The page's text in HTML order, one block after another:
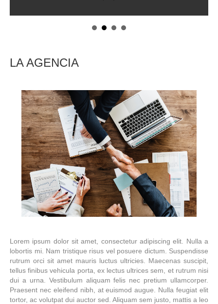
LA AGENCIA
Lorem ipsum dolor sit amet, consectetur adipiscing elit. Nulla a
lobortis mi. Nam tristique risus vel posuere dictum. Suspendisse
rutrum orci sit amet mauris luctus ultricies. Maecenas suscipit,
tellus finibus vehicula porta, ex lectus ultrices sem, et rutrum nisi
dui a urna. Vestibulum aliquam felis nec pretium ullamcorper.
Praesent nec eleifend nibh, at euismod augue. Nulla feugiat elit
tortor, ac volutpat dui auctor sed. Aliquam sem justo, mattis a leo